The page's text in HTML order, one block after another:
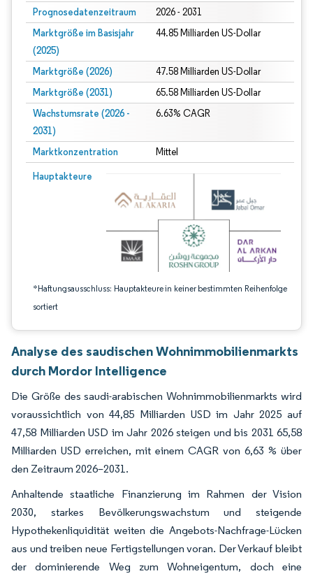
Prognosedatenzeitraum 2026 - 2031
Marktgröße im Basisjahr
(2025)
44.85 Milliarden US-Dollar
Marktgröße (2026) 47.58 Milliarden US-Dollar
Marktgröße (2031) 65.58 Milliarden US-Dollar
Wachstumsrate (2026 -
2031)
6.63% CAGR
Marktkonzentration Mittel
Hauptakteure
*Haftungsausschluss: Hauptakteure in keiner bestimmten Reihenfolge
sortiert
Bild © Mordor Intelligence. Wiederverwendung erfordert Namensnennung
Analyse des saudischen Wohnimmobilienmarkts
durch Mordor Intelligence
Die Größe des saudi-arabischen Wohnimmobilienmarkts wird
voraussichtlich von 44,85 Milliarden USD im Jahr 2025 auf
47,58 Milliarden USD im Jahr 2026 steigen und bis 2031 65,58
Milliarden USD erreichen, mit einem CAGR von 6,63 % über
den Zeitraum 2026–2031.
Anhaltende staatliche Finanzierung im Rahmen der Vision
2030, starkes Bevölkerungswachstum und steigende
Hypothekenliquidität weiten die Angebots-Nachfrage-Lücken
aus und treiben neue Fertigstellungen voran. Der Verkauf bleibt
der dominierende Weg zum Wohneigentum, doch eine